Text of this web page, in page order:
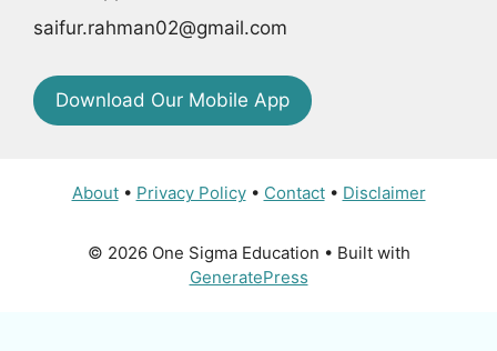
saifur.rahman02@gmail.com
Download Our Mobile App
About• Privacy Policy• Contact• Disclaimer
© 2026 One Sigma Education • Built with
GeneratePress